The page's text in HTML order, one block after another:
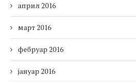
април 2016
март 2016
фебруар 2016
јануар 2016